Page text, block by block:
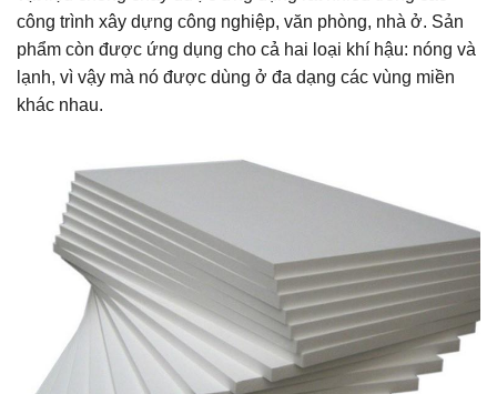
công trình xây dựng công nghiệp, văn phòng, nhà ở. Sản
phẩm còn được ứng dụng cho cả hai loại khí hậu: nóng và
lạnh, vì vậy mà nó được dùng ở đa dạng các vùng miền
khác nhau.